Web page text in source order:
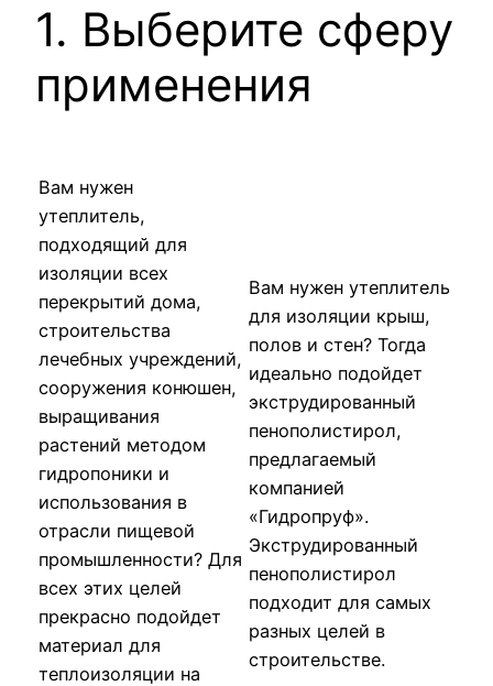
1. Выберите сферу
применения
Вам нужен
утеплитель,
подходящий для
изоляции всех
перекрытий дома,
строительства
лечебных учреждений,
сооружения конюшен,
выращивания
растений методом
гидропоники и
использования в
отрасли пищевой
промышленности? Для
всех этих целей
прекрасно подойдет
материал для
теплоизоляции на
Вам нужен утеплитель
для изоляции крыш,
полов и стен? Тогда
идеально подойдет
экструдированный
пенополистирол,
предлагаемый
компанией
«Гидропруф».
Экструдированный
пенополистирол
подходит для самых
разных целей в
строительстве.